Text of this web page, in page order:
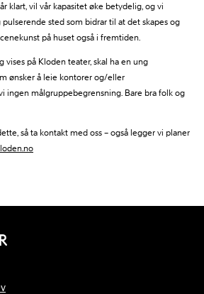
klart, vil vår kapasitet øke betydelig, og vi
sted som bidrar til at det skapes og
på huset også i fremtiden.
vises på Kloden teater, skal ha en ung
ønsker å leie kontorer og/eller
ingen målgruppebegrensning. Bare bra folk og
så ta kontakt med oss – også legger vi planer